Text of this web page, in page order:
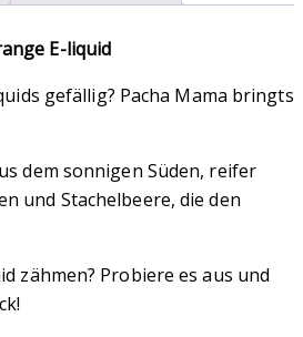
E-liquid
gefällig? Pacha Mama bringts
dem sonnigen Süden, reifer
und Stachelbeere, die den
zähmen? Probiere es aus und